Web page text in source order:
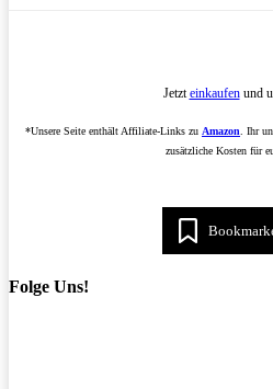
Jetzteinkaufenund
*Unsere Seite enthält Affiliate-Links zu Amazon. Ihr
zusätzliche Kosten für
Folge Uns!